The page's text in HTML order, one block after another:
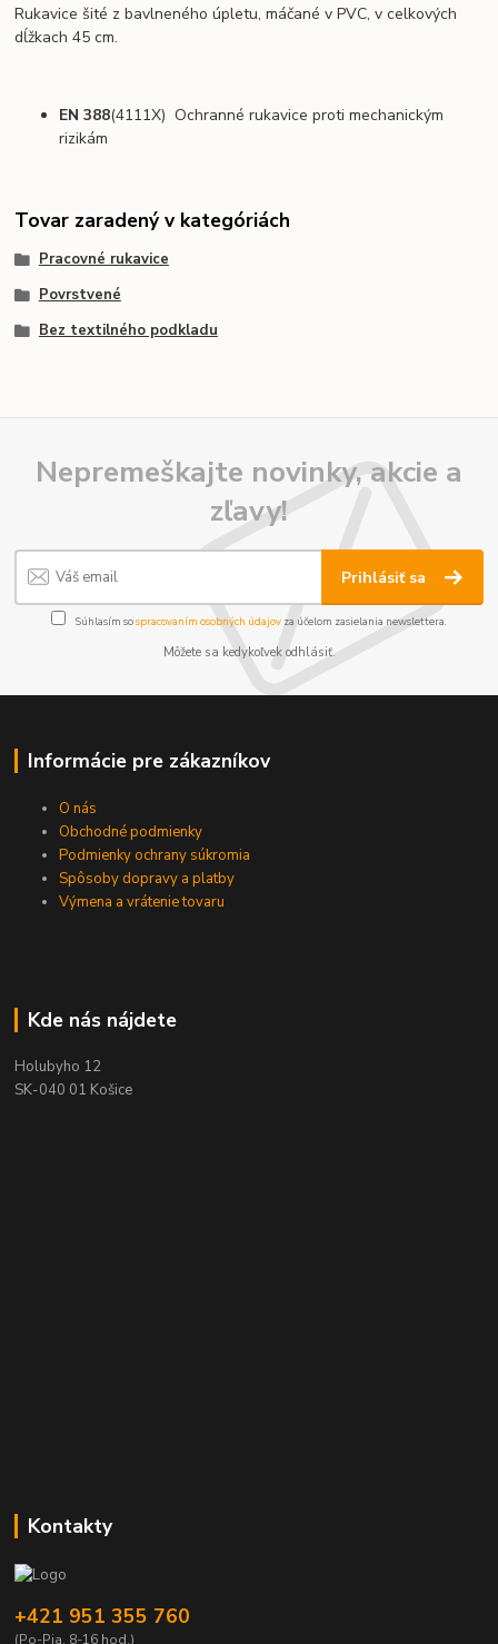
Rukavice šité z bavlneného úpletu, máčané v PVC, v celkových
dĺžkach 45 cm.
EN 388(4111X)Ochranné rukavice proti mechanickým
rizikám
Tovar zaradený v kategóriách
Pracovné rukavice
Povrstvené
Bez textilného podkladu
Nepremeškajte novinky, akcie a
zľavy!
Prihlásiť sa
Súhlasím sospracovaním osobných údajov za účelom zasielania newslettera.
Môžete sa kedykoľvek odhlásiť.
Informácie pre zákazníkov
O nás
Obchodné podmienky
Podmienky ochrany súkromia
Spôsoby dopravy a platby
Výmena a vrátenie tovaru
Kde nás nájdete
Holubyho 12
SK-040 01 Košice
Kontakty
+421 951 355 760
(Po-Pia, 8-16 hod.)